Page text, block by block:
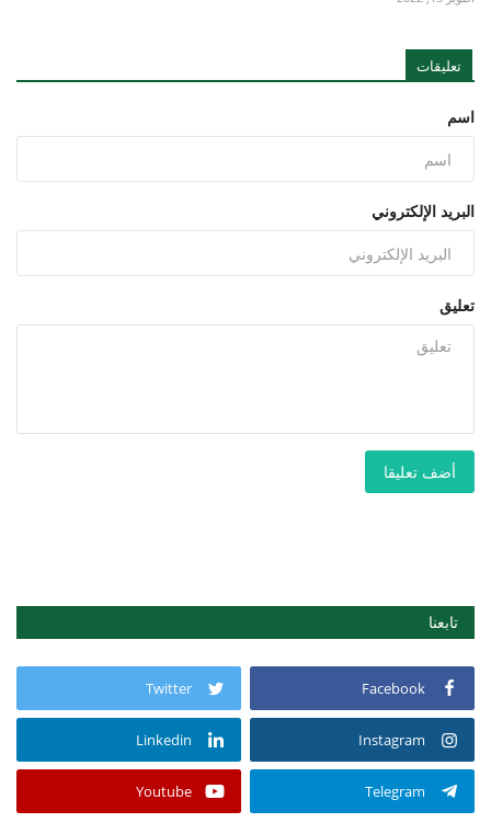
تعليقات
اسم
البريد الإلكتروني
تعليق
أضف تعليقا
تابعنا
Facebook
Twitter
Instagram
Linkedin
Telegram
Youtube